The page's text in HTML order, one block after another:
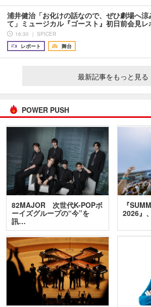
浦井健治「お化けの話なので、ぜひ劇場へ涼
て」ミュージカル『ゴースト』初日前会見レ
16:30 ｜ SPICER
レポート
舞台
最新記事をもっと見る
POWER PUSH
82MAJOR 次世代K-POPボ
ーイズグループの“今”を
訊…
『
2026』